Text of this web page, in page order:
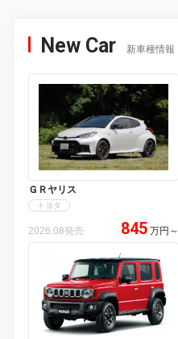
New Car 新車種情報
ＧＲヤリス
トヨタ
2026.08発売 845 万円 ～